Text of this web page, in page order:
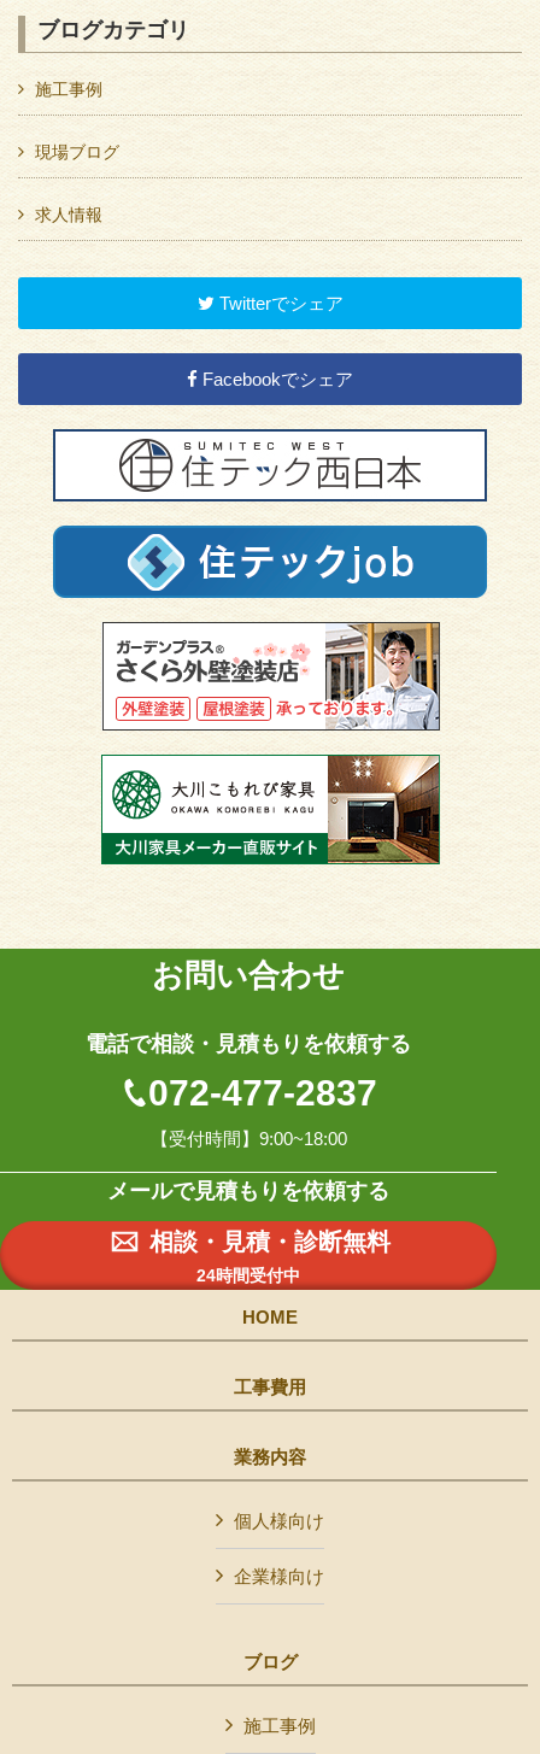
ブログカテゴリ
施工事例
現場ブログ
求人情報
Twitterでシェア
Facebookでシェア
お問い合わせ
電話で相談・見積もりを依頼する
072-477-2837
【受付時間】9:00~18:00
メールで見積もりを依頼する
相談・見積・診断無料
24時間受付中
HOME
工事費用
業務内容
個人様向け
企業様向け
ブログ
施工事例